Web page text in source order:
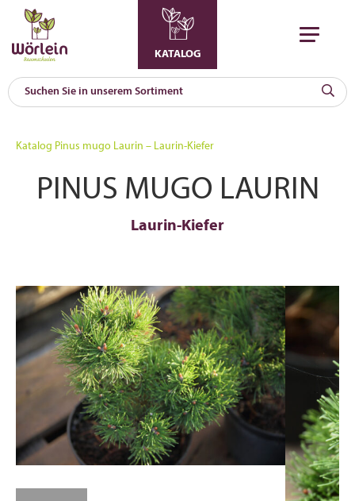
KATALOG
Katalog Pinus mugo Laurin – Laurin-Kiefer
PINUS MUGO LAURIN
Laurin-Kiefer